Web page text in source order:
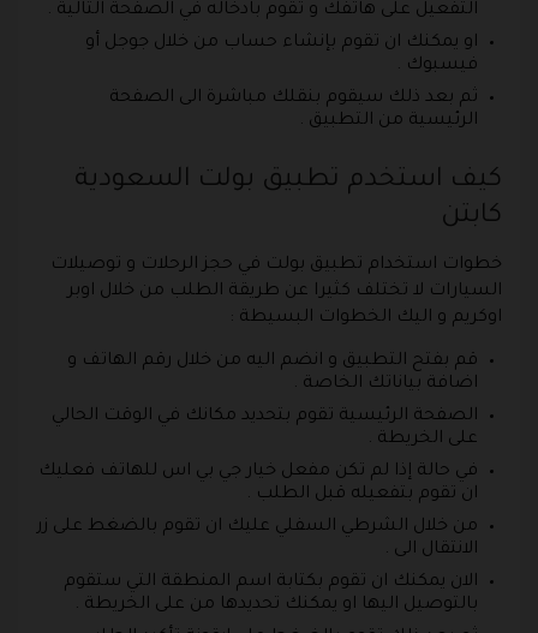
التفعيل على هاتفك و تقوم بادخاله في الصفحة التالية .
او يمكنك ان تقوم بإنشاء حساب من خلال جوجل أو
فيسبوك .
ثم بعد ذلك سيقوم بنقلك مباشرة الى الصفحة
الرئيسية من التطبيق .
كيف استخدم تطبيق بولت السعودية
كابتن
خطوات استخدام تطبيق بولت في حجز الرحلات و توصيلات
السيارات لا تختلف كثيرا عن طريقة الطلب من خلال اوبر
اوكريم و اليك الخطوات البسيطة :
قم بفتح التطبيق و انضم اليه من خلال رقم الهاتف و
اضافة بياناتك الخاصة .
الصفحة الرئيسية تقوم بتحديد مكانك في الوقت الحالي
على الخريطة .
في حالة إذا لم تكن مفعل خيار جي بي اس للهاتف فعليك
ان تقوم بتفعيله قبل الطلب .
من خلال الشرطي السفلي عليك ان تقوم بالضغط على زر
الانتقال الى .
الان يمكنك ان تقوم بكتابة اسم المنطقة التي ستقوم
بالتوصيل اليها او يمكنك تحديدها من على الخريطة .